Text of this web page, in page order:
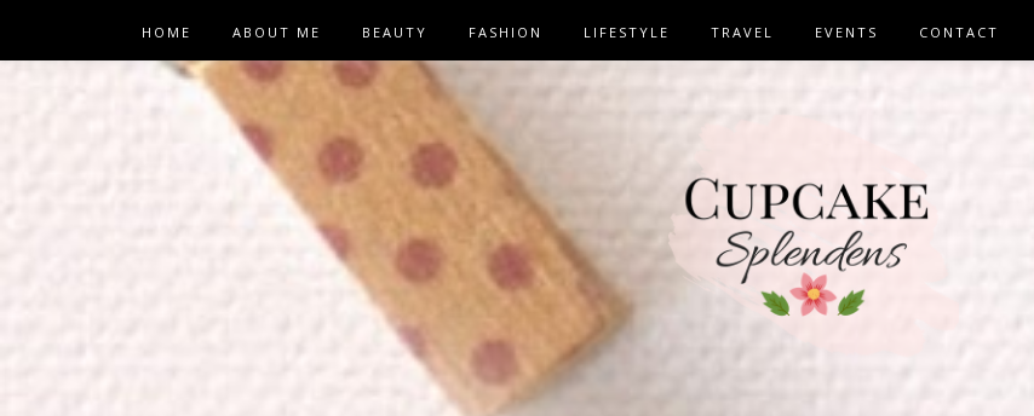
HOME ABOUT ME BEAUTY FASHION LIFESTYLE TRAVEL EVENTS CONTACT